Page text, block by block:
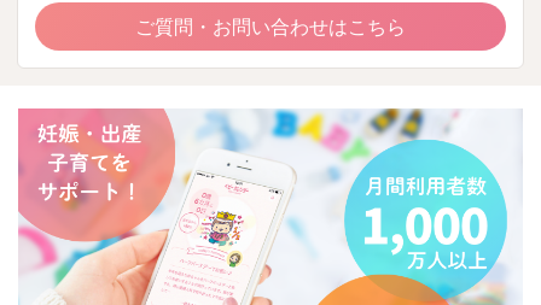
ご質問・お問い合わせはこちら